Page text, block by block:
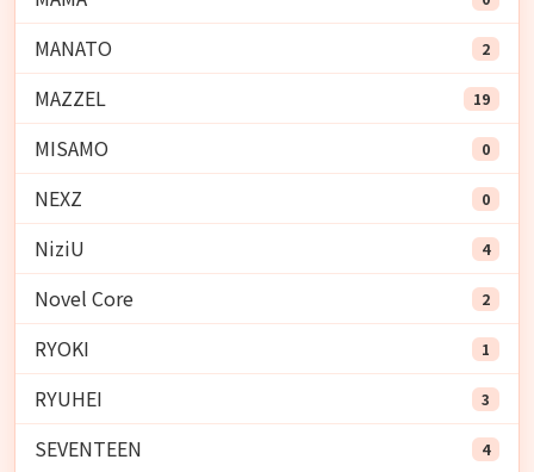
MANATO 2
MAZZEL 19
MISAMO 0
NEXZ 0
NiziU 4
Novel Core 2
RYOKI 1
RYUHEI 3
SEVENTEEN 4